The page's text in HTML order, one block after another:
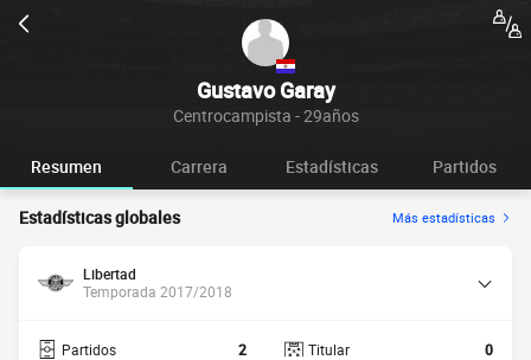
Gustavo Garay
Centrocampista - 29años
Resumen Carrera Estadísticas Partidos
Estadísticas globales Más estadísticas
Libertad
Temporada 2017/2018
Partidos 2 Titular 0